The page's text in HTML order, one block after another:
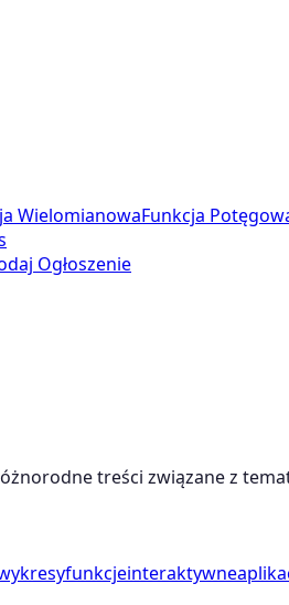
WielomianowaFunkcja
Ogłoszenie
treści związane z
funkcjeinteraktywne